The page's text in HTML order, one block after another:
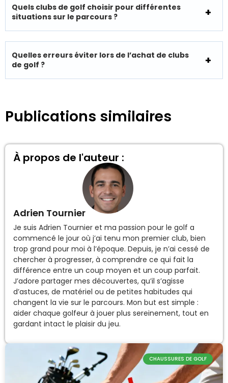
Quels clubs de golf choisir pour différentes
situations sur le parcours ?
Quelles erreurs éviter lors de l’achat de clubs
de golf ?
Publications similaires
À propos de l'auteur :
Adrien Tournier
Je suis Adrien Tournier et ma passion pour le golf a
commencé le jour où j’ai tenu mon premier club, bien
trop grand pour moi à l’époque. Depuis, je n’ai cessé de
chercher à progresser, à comprendre ce qui fait la
différence entre un coup moyen et un coup parfait.
J’adore partager mes découvertes, qu’il s’agisse
d’astuces, de matériel ou de petites habitudes qui
changent la vie sur le parcours. Mon but est simple :
aider chaque golfeur à jouer plus sereinement, tout en
gardant intact le plaisir du jeu.
CHAUSSURES DE GOLF